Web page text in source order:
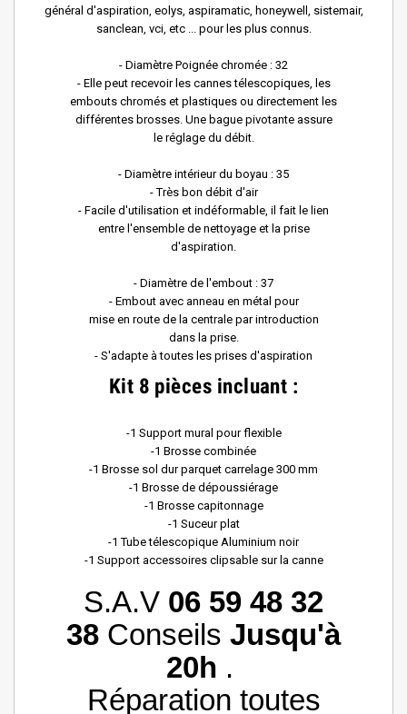
général d'aspiration, eolys, aspiramatic, honeywell, sistemair,
sanclean, vci, etc ... pour les plus connus.
- Diamètre Poignée chromée : 32
- Elle peut recevoir les cannes télescopiques, les
embouts chromés et plastiques ou directement les
différentes brosses. Une bague pivotante assure
le réglage du débit.
- Diamètre intérieur du boyau : 35
- Très bon débit d'air
- Facile d'utilisation et indéformable, il fait le lien
entre l'ensemble de nettoyage et la prise
d'aspiration.
- Diamètre de l'embout : 37
- Embout avec anneau en métal pour
mise en route de la centrale par introduction
dans la prise.
- S'adapte à toutes les prises d'aspiration
Kit 8 pièces incluant :
-1 Support mural pour flexible
-1 Brosse combinée
-1 Brosse sol dur parquet carrelage 300 mm
-1 Brosse de dépoussiérage
-1 Brosse capitonnage
-1 Suceur plat
-1 Tube télescopique Aluminium noir
-1 Support accessoires clipsable sur la canne
S.A.V 06 59 48 32
38 Conseils Jusqu'à
20h .
Réparation toutes